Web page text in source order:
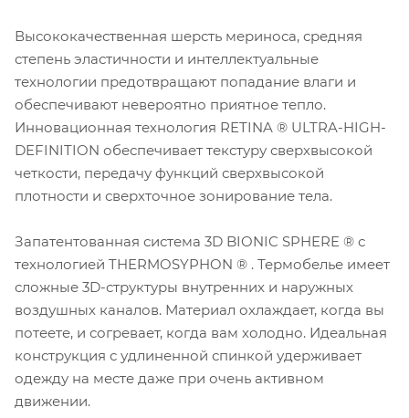
Высококачественная шерсть мериноса, средняя
степень эластичности и интеллектуальные
технологии предотвращают попадание влаги и
обеспечивают невероятно приятное тепло.
Инновационная технология RETINA ® ULTRA-HIGH-
DEFINITION обеспечивает текстуру сверхвысокой
четкости, передачу функций сверхвысокой
плотности и сверхточное зонирование тела.
Запатентованная система 3D BIONIC SPHERE ® с
технологией THERMOSYPHON ® . Термобелье имеет
сложные 3D-структуры внутренних и наружных
воздушных каналов. Материал охлаждает, когда вы
потеете, и согревает, когда вам холодно. Идеальная
конструкция с удлиненной спинкой удерживает
одежду на месте даже при очень активном
движении.